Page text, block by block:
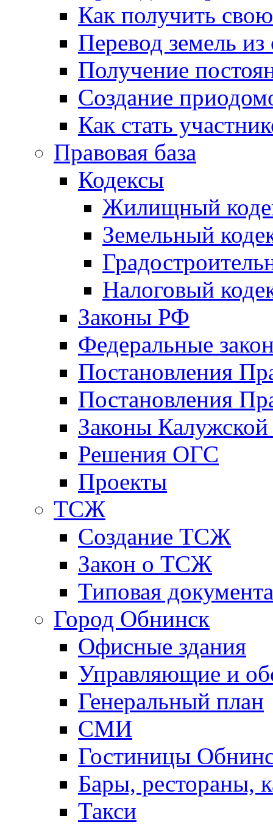
Как получить
Перевод земель
Получение
Создание
Как стать
Правовая база
Кодексы
Жилищный
Земельный
Налоговый
Законы РФ
Федеральные
Постановления
Постановления
Законы Калужской
Решения ОГС
Проекты
ТСЖ
Создание ТСЖ
Закон о ТСЖ
Типовая
Город Обнинск
Офисные здания
Управляющие и
Генеральный план
СМИ
Гостиницы
Бары, рестораны,
Такси